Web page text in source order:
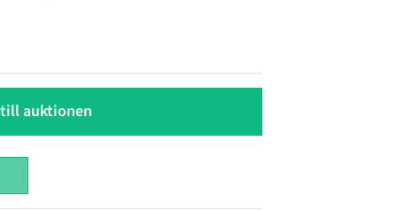
auktionen